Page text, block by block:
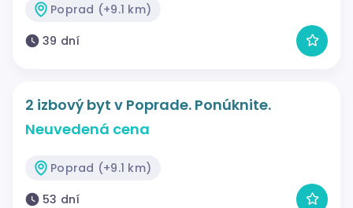
Poprad (+9.1 km)
39 dní
2 izbový byt v Poprade. Ponúknite.
Neuvedená cena
Poprad (+9.1 km)
53 dní